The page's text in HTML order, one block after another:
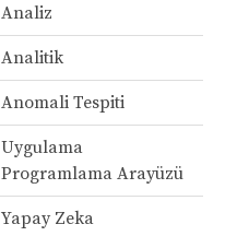
Analiz
Analitik
Anomali Tespiti
Uygulama
Programlama Arayüzü
Yapay Zeka